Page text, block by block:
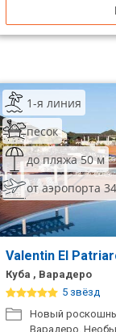
1-я линия
песок
до пляжа 50 м
от аэропорта
Valentin El
Куба , Варадеро
5 звёзд
Новый
Варадеро.